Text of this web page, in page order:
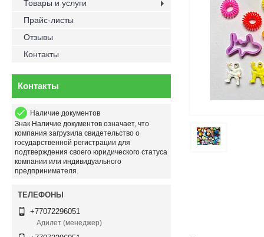
Товары и услуги
Прайс-листы
Отзывы
Контакты
Контакты
Наличие документов
Знак Наличие документов означает, что
компания загрузила свидетельство о
государственной регистрации для
подтверждения своего юридического статуса
компании или индивидуального
предпринимателя.
+77072296051
Адилет (менеджер)